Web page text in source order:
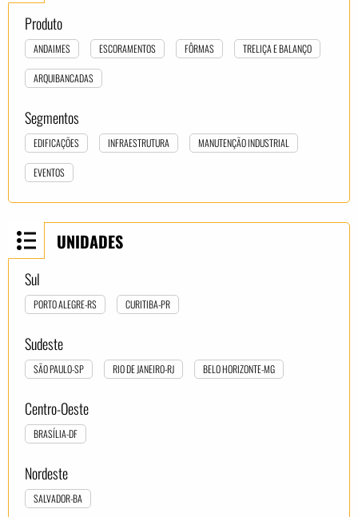
Produto
ANDAIMES ESCORAMENTOS FÔRMAS TRELIÇA E BALANÇO
ARQUIBANCADAS
Segmentos
EDIFICAÇÕES INFRAESTRUTURA MANUTENÇÃO INDUSTRIAL
EVENTOS
UNIDADES
Sul
PORTO ALEGRE-RS CURITIBA-PR
Sudeste
SÃO PAULO-SP RIO DE JANEIRO-RJ BELO HORIZONTE-MG
Centro-Oeste
BRASÍLIA-DF
Nordeste
SALVADOR-BA